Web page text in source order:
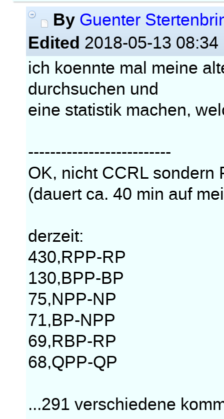
By Guenter
Edited 2018-05-13 08:34
ich koennte mal meine
durchsuchen und
eine statistik machen,
--------------------------
OK, nicht CCRL sondern
(dauert ca. 40 min auf
derzeit:
430,RPP-RP
130,BPP-BP
75,NPP-NP
71,BP-NPP
69,RBP-RP
68,QPP-QP
...291 verschiedene